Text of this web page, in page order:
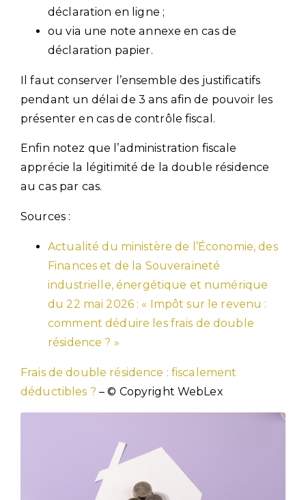
déclaration en ligne ;
ou via une note annexe en cas de
déclaration papier.
Il faut conserver l’ensemble des justificatifs
pendant un délai de 3 ans afin de pouvoir les
présenter en cas de contrôle fiscal.
Enfin notez que l’administration fiscale
apprécie la légitimité de la double résidence
au cas par cas.
Sources :
Actualité du ministère de l’Économie, des
Finances et de la Souveraineté
industrielle, énergétique et numérique
du 22 mai 2026 : « Impôt sur le revenu :
comment déduire les frais de double
résidence ? »
Frais de double résidence : fiscalement
déductibles ? – © Copyright WebLex